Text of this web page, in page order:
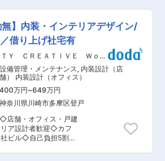
、病院、公園等の公共
デザインを手掛けてい
し、ASEAN地域にお
携わっています。
タルとエシカルを掲
ークのモデル的・先進
テレワークアワ
認定する「DX認定事
々な取り組みをしてい
社の定める業務
メーカーである同社に
において、歯科医院と
いという想いから、建
面作成をはじめとした
詳細 ・ク
イアウト図面作成 ・
場調査確認 ・実施図
家具図等） ※既存の改
業する医院の支援が多
間は同社のグループ会
本社（上野）にて研修
の後は多くは無いです
だきます。 デザインだ
ところまで担当いただ
間設計をすることが可
無】内装・インテリアデザイン/
借り上げ社宅有
ＴＹ ＣＲＥＡＴＩＶＥ Ｗｏｒ
設備管理・メンテナンス, 内装設計（店
舗） 内装設計（オフィス）
400万円~649万円
神奈川県川崎市多摩区登戸
店舗・オフィス・戸建
ア設計者歓迎◇カフ
ビル◇自己負担5割の